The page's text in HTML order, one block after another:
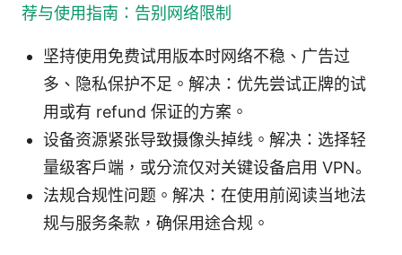
荐与使用指南：告别网络限制
坚持使用免费试用版本时网络不稳、广告过
多、隐私保护不足。解决：优先尝试正牌的试
用或有 refund 保证的方案。
设备资源紧张导致摄像头掉线。解决：选择轻
量级客户端，或分流仅对关键设备启用 VPN。
法规合规性问题。解决：在使用前阅读当地法
规与服务条款，确保用途合规。